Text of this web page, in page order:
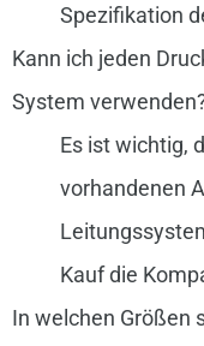
Spezifikation
Kann ich jeden
System
Es ist wichtig,
vorhandenen
Kauf die
In welchen Größen